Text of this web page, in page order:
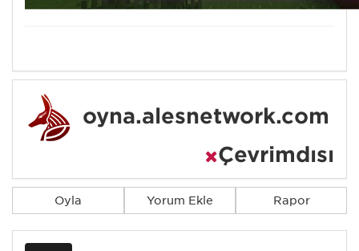
oyna.alesnetwork.com
Çevrimdışı
Oyla Yorum Ekle Rapor